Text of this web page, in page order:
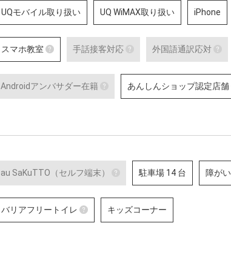
UQモバイル取り扱い UQ WiMAX取り扱い iPhone
スマホ教室
スマートフォン・タブレット教室 を開催
している店舗です。
手話接客対応
手話スタッフが在籍し
から、使い方の説明・
詳細はこちら
外国語通訳応対
Androidアンバサダー在籍
Google のサービスや、Android
末に関する特別研修を修了し
ッフです。
あんしんショップ認定店舗
au SaKuTTO（セルフ端末）
お客さまご自身でお手続き
端末が設置されている店舗で
駐車場 14 台 障が
バリアフリートイレ キッズコーナー